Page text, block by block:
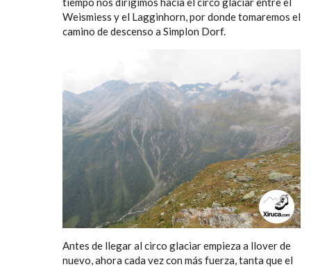
Weismiess y el Lagginhorn, por donde tomaremos el
camino de descenso a Simplon Dorf.
Antes de llegar al circo glaciar empieza a llover de
nuevo, ahora cada vez con más fuerza, tanta que el